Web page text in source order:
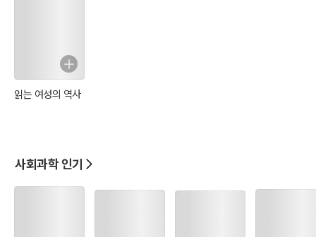
읽는 여성의 역사
사회과학 인기